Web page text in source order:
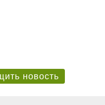
новость